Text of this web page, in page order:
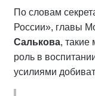
По словам
России», главы
Салькова, такие
роль в
усилиями